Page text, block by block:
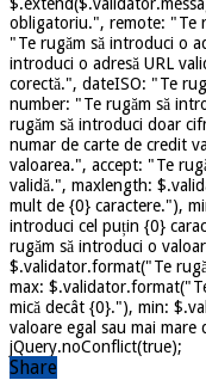
obligatoriu.", remote: "Te
"Te rugăm să introduci o
introduci o adresă URL
corectă.", dateISO: "Te
number: "Te rugăm să
rugăm să introduci doar
numar de carte de credit
valoarea.", accept: "Te
validă.", maxlength:
mult de {0} caractere."),
introduci cel puțin {0}
rugăm să introduci o
$.validator.format("Te
max:
mică decât {0}."), min:
valoare egal sau mai
jQuery.noConflict(true);
Share